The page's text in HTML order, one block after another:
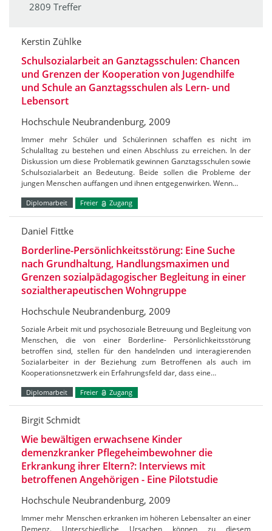
2809 Treffer
Kerstin Zühlke
Schulsozialarbeit an Ganztagsschulen: Chancen
und Grenzen der Kooperation von Jugendhilfe
und Schule an Ganztagsschulen als Lern- und
Lebensort
Hochschule Neubrandenburg, 2009
Immer mehr Schüler und Schülerinnen schaffen es nicht im
Schulalltag zu bestehen und einen Abschluss zu erreichen. In der
Diskussion um diese Problematik gewinnen Ganztagsschulen sowie
Schulsozialarbeit an Bedeutung. Beide sollen die Probleme der
jungen Menschen auffangen und ihnen entgegenwirken. Wenn…
Diplomarbeit Freier Zugang
Daniel Fittke
Borderline-Persönlichkeitsstörung: Eine Suche
nach Grundhaltung, Handlungsmaximen und
Grenzen sozialpädagogischer Begleitung in einer
sozialtherapeutischen Wohngruppe
Hochschule Neubrandenburg, 2009
Soziale Arbeit mit und psychosoziale Betreuung und Begleitung von
Menschen, die von einer Borderline- Persönlichkeitsstörung
betroffen sind, stellen für den handelnden und interagierenden
Sozialarbeiter in der Beziehung zum Betroffenen als auch im
Kooperationsnetzwerk ein Erfahrungsfeld dar, dass eine…
Diplomarbeit Freier Zugang
Birgit Schmidt
Wie bewältigen erwachsene Kinder
demenzkranker Pflegeheimbewohner die
Erkrankung ihrer Eltern?: Interviews mit
betroffenen Angehörigen - Eine Pilotstudie
Hochschule Neubrandenburg, 2009
Immer mehr Menschen erkranken im höheren Lebensalter an einer
Demenz. Unterschiedliche Ursachen können zu diesem